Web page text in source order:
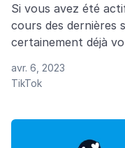
Si vous avez été
cours des dernières
certainement déjà
avis négatif et disant
avr. 6, 2023
TikTok